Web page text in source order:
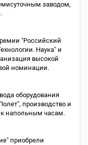
заводом,
"Российский
Наука" и
высокой
номинации.
оборудования
производство и
к напольным часам.
приобрели